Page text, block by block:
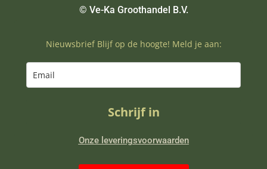
© Ve-Ka Groothandel B.V.
Nieuwsbrief Blijf op de hoogte! Meld je aan:
Schrijf in
Onze leveringsvoorwaarden